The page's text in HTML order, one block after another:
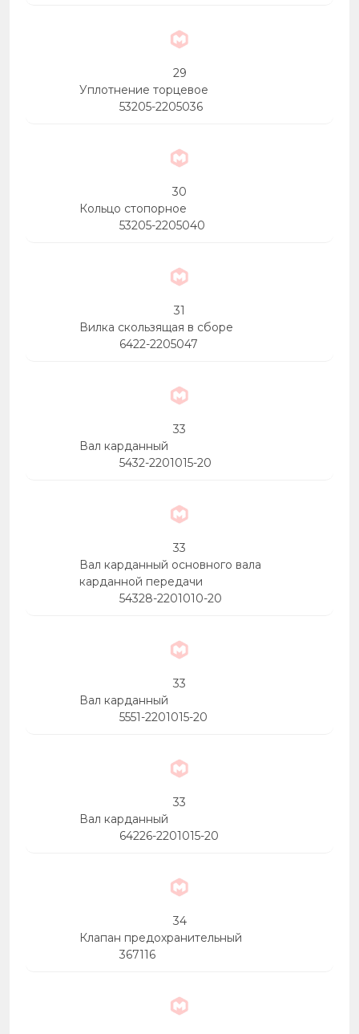
29
Уплотнение торцевое
53205-2205036
30
Кольцо стопорное
53205-2205040
31
Вилка скользящая в сборе
6422-2205047
33
Вал карданный
5432-2201015-20
33
Вал карданный основного вала
карданной передачи
54328-2201010-20
33
Вал карданный
5551-2201015-20
33
Вал карданный
64226-2201015-20
34
Клапан предохранительный
367116